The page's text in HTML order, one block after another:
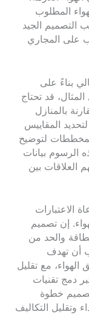
المطلوب
التصميم الجيد
على المجاري
بناءً على
قد تحتاج
بالمنازل
المقاييس
لتوضيح
بيانات
العلاقات بين
الاعتبارات
إن تصميم
والحد من
أن تهدف
مع تقليل
دمج تقنيات
خطوة
وتقليل التكاليف